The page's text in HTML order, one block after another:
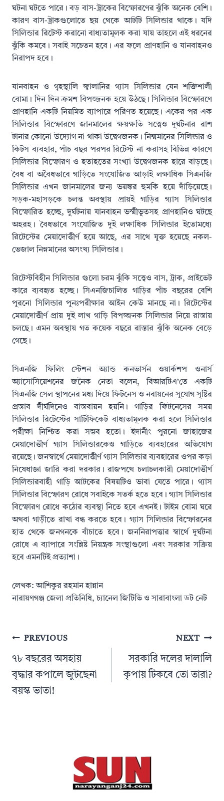
ঘটনা ঘটতে পারে। বড় বাস-ট্রাকের বিস্ফোরণের ঝুঁকি অনেক বেশি।
কারণ বাস-ট্রাকগুলোতে ছয় থেকে আটটি সিলিন্ডার থাকে। যদি
সিলিন্ডার রিটেস্ট করানো বাধ্যতামূলক করা যায় তাহলে এই ধরনের
ঝুঁকি কমবে। সবাই সচেতন হবে। এর ফলে প্রাণহানি ও যানবাহনও
নিরাপদ হবে।
যানবাহন ও গৃহস্থালি জ্বালানির গ্যাস সিলিন্ডার যেন শক্তিশালী
বোমা। দিন দিন ক্রমশ বিপজ্জনক হয়ে উঠছে। সিলিন্ডার বিস্ফোরণে
প্রাণহানি একটি নিয়মিত ব্যাপারে পরিণত হয়েছে। একের পর এক
সিলিন্ডার বিস্ফোরণে জানমালের ক্ষয়ক্ষতি সত্ত্বেও দুর্ঘটনার রাশ
টানার কোনো উদ্যোগ না থাকা উদ্বেগজনক। নিন্মমানের সিলিন্ডার ও
কিটস ব্যবহার, পাঁচ বছর পরপর রিটেস্ট না করাসহ বিভিন্ন কারণে
সিলিন্ডার বিস্ফোরণ ও হতাহতের সংখ্যা উদ্বেগজনক হারে বাড়ছে।
বৈধ বা অবৈধভাবে গাড়িতে সংযোজিত আড়াই লক্ষাধিক সিএনজি
সিলিন্ডার এখন জানমালের জন্য ভয়ঙ্কর হুমকি হয়ে দাঁড়িয়েছে।
সড়ক-মহাসড়কে চলন্ত অবস্থায় প্রায়ই গাড়ির গ্যাস সিলিন্ডার
বিস্ফোরিত হচ্ছে, দুর্ঘটনায় যানবাহন ভস্মীভূতসহ প্রাণহানিও ঘটছে
অহরহ। বৈধভাবে সংযোজিত দুই লক্ষাধিক সিলিন্ডার ইতোমধ্যে
রিটেস্টের মেয়াদোত্তীর্ণ হয়ে আছে, এর সাথে যুক্ত হয়েছে নকল-
ভেজাল নিম্নমানের অসংখ্য সিলিন্ডার।
রিটেস্টবিহীন সিলিন্ডার গুলো চরম ঝুঁকি সত্ত্বেও বাস, ট্রাক, প্রাইভেট
কারে ব্যবহৃত হচ্ছে। সিএনজিচালিত গাড়ির পাঁচ বছরের বেশি
পুরনো সিলিন্ডার পুনঃপরীক্ষার আইন কেউ মানছে না। রিটেস্টের
মেয়াদোত্তীর্ণ প্রায় দুই লাখ গাড়ি বিপজ্জনক সিলিন্ডার নিয়ে রাস্তায়
চলছে। এমন অবস্থায় গত কয়েক বছরে রাস্তার ঝুঁকি অনেক বেড়ে
গেছে।
সিএনজি ফিলিং স্টেশন অ্যান্ড কনভার্সন ওয়ার্কশপ ওনার্স
অ্যাসোসিয়েশনের জনৈক নেতা বলেন, বিআরটিএ’তে একটি
সিএনজি সেল স্থাপনের মধ্য দিয়ে ফিটনেস ও নবায়নের সুযোগ সৃষ্টির
প্রস্তাব দীর্ঘদিনেও বাস্তবায়ন হয়নি। গাড়ির ফিটনেসের সময়
সিলিন্ডার রিটেস্টের সার্টিফিকেট বাধ্যতামূলক করা হলে সিলিন্ডার
পরীক্ষা নিশ্চিত করা সম্ভব হতো। ইদানীং পুরনো জাহাজের
মেয়াদোত্তীর্ণ গ্যাস সিলিন্ডারকেও গাড়িতে ব্যবহারের অভিযোগ
রয়েছে। জনস্বার্থে মেয়াদোত্তীর্ণ গ্যাস সিলিন্ডার ব্যবহারের ওপর কড়া
নিষেধাজ্ঞা জারি করা দরকার। রাজপথে চলাচলকারী মেয়াদোত্তীর্ণ
সিলিন্ডারবাহী গাড়ি আটকের বিষয়টিও ভাবা যেতে পারে। গ্যাস
সিলিন্ডার বিস্ফোরণ রোধে সবাইকে সতর্ক হতে হবে। গ্যাস সিলিন্ডার
বিস্ফোরণ রোধে কঠোর ব্যবস্থা নিতে হবে এখনই। টাইম বোমা ঘরে
অথবা গাড়ীতে রাখা বন্ধ করতে হবে। গ্যাস সিলিন্ডার বিস্ফোরনের
হাত থেকে জনগনকে বাঁচাতে হবে। জননিরাপত্তার স্বার্থে দুর্ঘটনা
রোধে এ ব্যাপারে সংশ্লিষ্ট নিয়ন্ত্রক সংস্থাগুলো এবং সরকার সক্রিয়
হবে এমনটিই প্রত্যাশা।
লেখক: আশিকুর রহমান হান্নান
নারায়ণগঞ্জ জেলা প্রতিনিধি, চ্যানেল জিটিভি ও সারাবাংলা ডট নেট
PostPREVIOUS
৭৮ বছরের অসহায়
বৃদ্ধার কপালে জুটছেনা
বয়স্ক ভাতা!
NEXT
সরকারি দলের দালালি
কৃপায় টিকবে তো তারা?